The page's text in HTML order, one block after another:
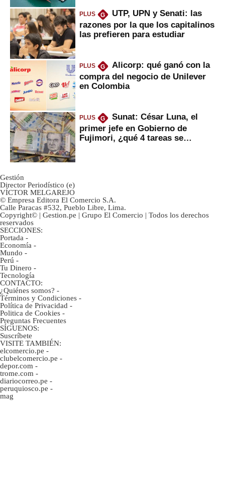
PLUS G
UTP, UPN y Senati: las
razones por la que los capitalinos
las prefieren para estudiar
PLUS G
Alicorp: qué ganó con la
compra del negocio de Unilever
en Colombia
PLUS G
Sunat: César Luna, el
primer jefe en Gobierno de
Fujimori, ¿qué 4 tareas se
Gestión
Director Periodístico (e)
VÍCTOR MELGAREJO
© Empresa Editora El Comercio S.A.
Calle Paracas #532, Pueblo Libre, Lima.
Copyright© | Gestion.pe | Grupo El Comercio | Todos los derechos
reservados
SECCIONES:
Portada -
Economía -
Mundo -
Perú -
Tu Dinero -
Tecnología
CONTACTO:
¿Quiénes somos? -
Términos y Condiciones -
Política de Privacidad -
Politica de Cookies -
Preguntas Frecuentes
SÍGUENOS:
Suscríbete
VISITE TAMBIÉN:
elcomercio.pe -
clubelcomercio.pe -
depor.com -
trome.com -
diariocorreo.pe -
peruquiosco.pe -
mag